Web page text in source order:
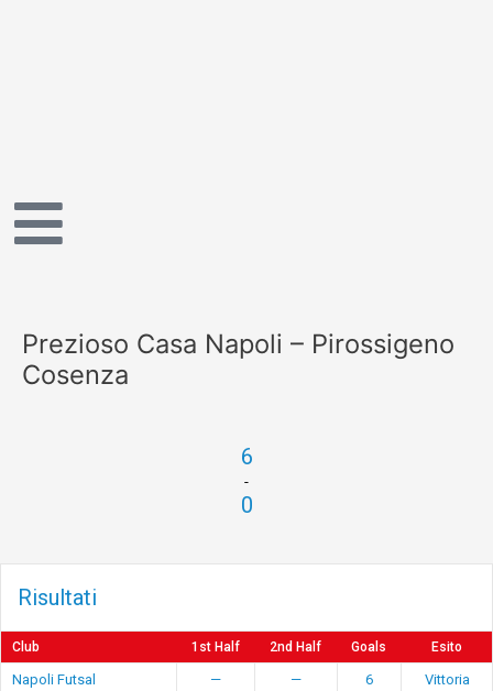
Prezioso Casa Napoli – Pirossigeno
Cosenza
6
-
0
Risultati
Club 1st Half 2nd Half Goals Esito
Napoli Futsal — — 6
Vittoria